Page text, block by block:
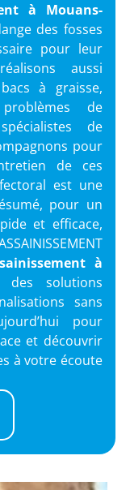
à Mouans-
des fosses
pour leur
aussi
à graisse,
de
de
pour
de ces
est une
pour un
et efficace,
à
solutions
sans
pour
et découvrir
à votre écoute